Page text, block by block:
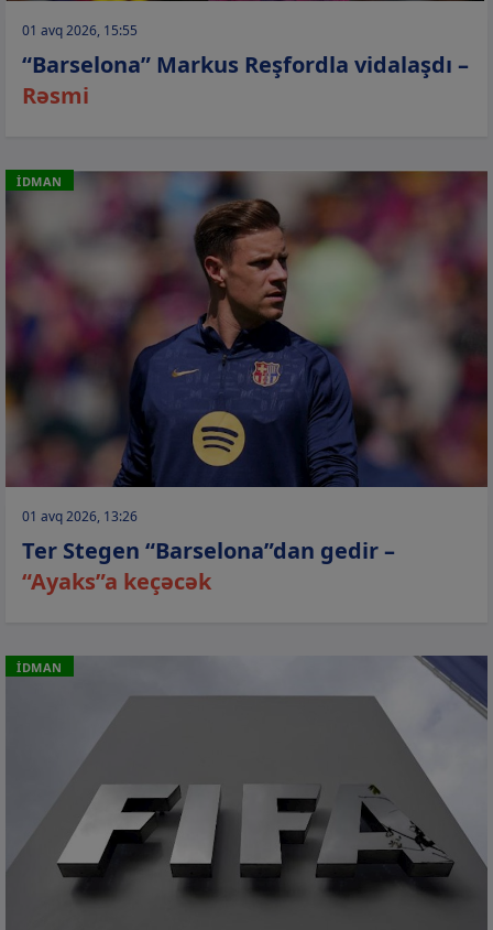
01 avq 2026, 15:55
“Barselona” Markus Reşfordla vidalaşdı –
Rəsmi
İDMAN
01 avq 2026, 13:26
Ter Stegen “Barselona”dan gedir –
“Ayaks”a keçəcək
İDMAN